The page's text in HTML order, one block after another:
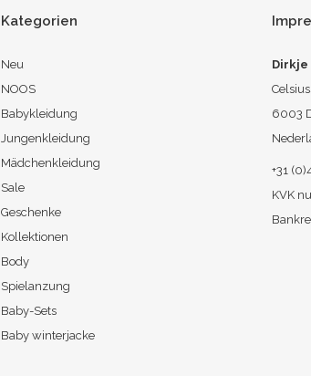
Kategorien
Neu
NOOS
Babykleidung
Jungenkleidung
Mädchenkleidung
Sale
Geschenke
Kollektionen
Body
Spielanzung
Baby-Sets
Baby winterjacke
Dirkje
6003
+31
KVK